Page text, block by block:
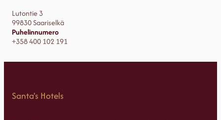
Lutontie 3
99830 Saariselkä
Puhelinnumero
+358 400 102 191
Santa's Hotels